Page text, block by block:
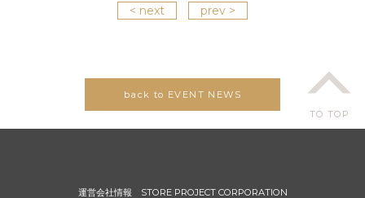
< next prev >
TO TOP
back to EVENT NEWS
運営会社情報 STORE PROJECT CORPORATION